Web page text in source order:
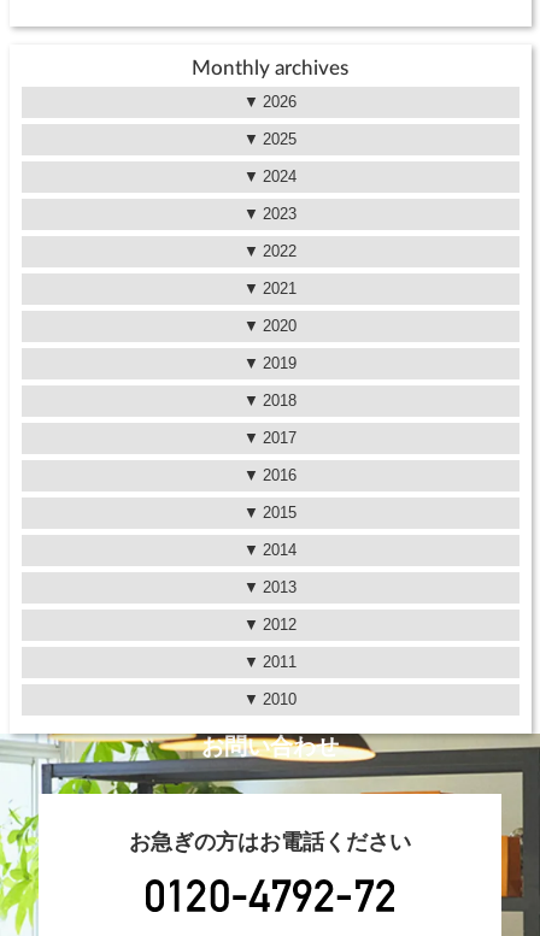
Monthly archives
2026
2025
2024
2023
2022
2021
2020
2019
2018
2017
2016
2015
2014
2013
2012
2011
2010
お問い合わせ
お急ぎの方はお電話ください